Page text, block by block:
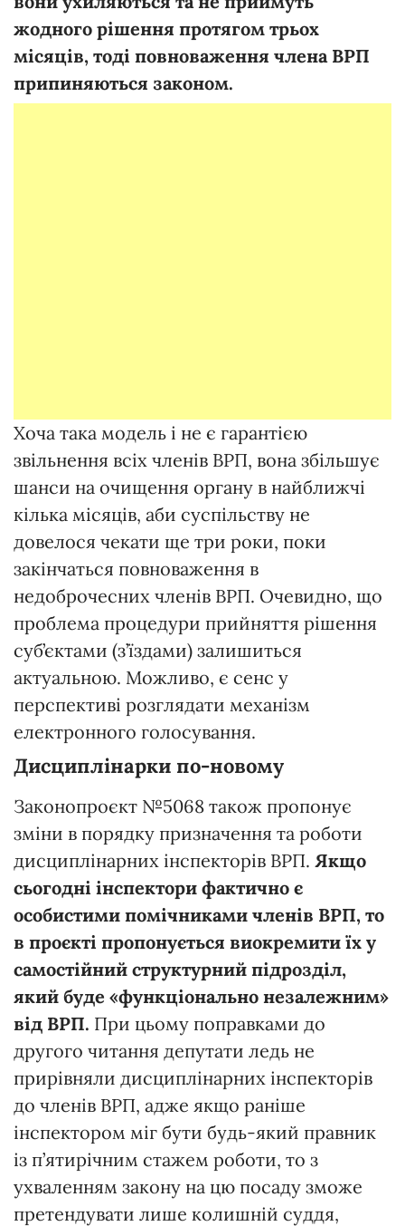
жодного рішення протягом трьох
місяців, тоді повноваження члена ВРП
припиняються законом.
Хоча така модель і не є гарантією
звільнення всіх членів ВРП, вона збільшує
шанси на очищення органу в найближчі
кілька місяців, аби суспільству не
довелося чекати ще три роки, поки
закінчаться повноваження в
недоброчесних членів ВРП. Очевидно, що
проблема процедури прийняття рішення
суб’єктами (з’їздами) залишиться
актуальною. Можливо, є сенс у
перспективі розглядати механізм
електронного голосування.
Дисциплінарки по-новому
Законопроєкт №5068 також пропонує
зміни в порядку призначення та роботи
дисциплінарних інспекторів ВРП. Якщо
сьогодні інспектори фактично є
особистими помічниками членів ВРП, то
в проєкті пропонується виокремити їх у
самостійний структурний підрозділ,
який буде «функціонально незалежним»
від ВРП. При цьому поправками до
другого читання депутати ледь не
прирівняли дисциплінарних інспекторів
до членів ВРП, адже якщо раніше
інспектором міг бути будь-який правник
із п’ятирічним стажем роботи, то з
ухваленням закону на цю посаду зможе
претендувати лише колишній суддя,